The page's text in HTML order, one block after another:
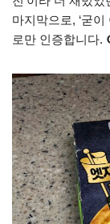
마지막으로, ‘굳
로만 인증합니다.